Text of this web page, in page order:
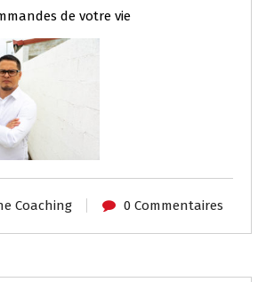
de votre vie
Coaching 0 Commentaires